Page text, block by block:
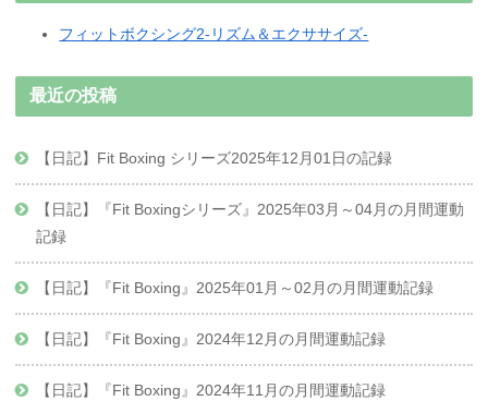
フィットボクシング2-リズム＆エクササイズ-
最近の投稿
【日記】Fit Boxing シリーズ2025年12月01日の記録
【日記】『Fit Boxingシリーズ』2025年03月～04月の月間運動
記録
【日記】『Fit Boxing』2025年01月～02月の月間運動記録
【日記】『Fit Boxing』2024年12月の月間運動記録
【日記】『Fit Boxing』2024年11月の月間運動記録